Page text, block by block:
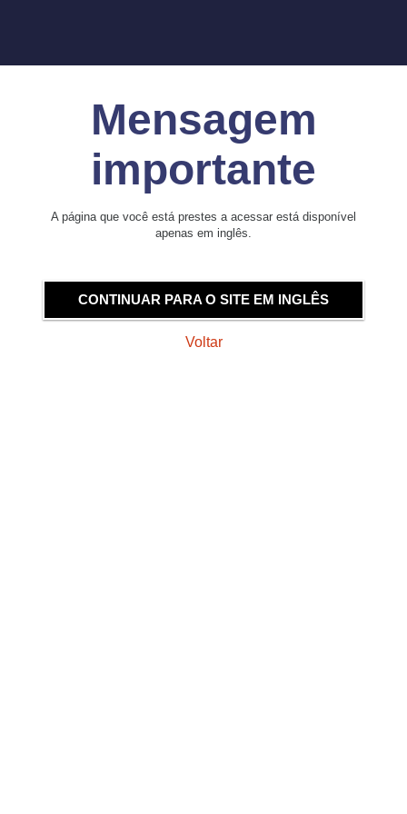
Mensagem
importante
A página que você está prestes a acessar está disponível
apenas em inglês.
CONTINUAR PARA O SITE EM INGLÊS
Voltar